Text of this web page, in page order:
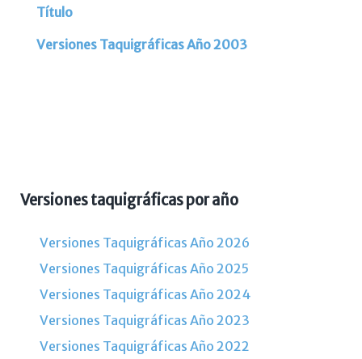
Artículos
Título
Versiones Taquigráficas Año 2003
Versiones taquigráficas por año
Versiones Taquigráficas Año 2026
Versiones Taquigráficas Año 2025
Versiones Taquigráficas Año 2024
Versiones Taquigráficas Año 2023
Versiones Taquigráficas Año 2022